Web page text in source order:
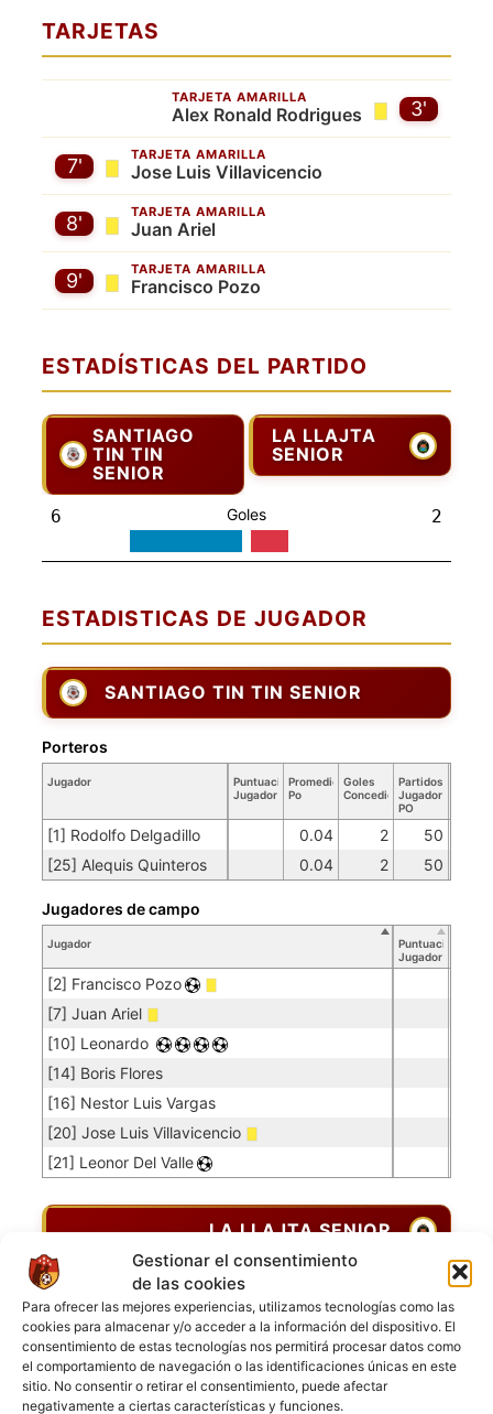
Gestionar el consentimiento
de las cookies
Para ofrecer las mejores experiencias, utilizamos tecnologías como las
cookies para almacenar y/o acceder a la información del dispositivo. El
consentimiento de estas tecnologías nos permitirá procesar datos como
el comportamiento de navegación o las identificaciones únicas en este
sitio. No consentir o retirar el consentimiento, puede afectar
negativamente a ciertas características y funciones.
TARJETAS
3'
TARJETA AMARILLA
Alex Ronald Rodrigues
TARJETA AMARILLA
Jose Luis Villavicencio
7'
TARJETA AMARILLA
Juan Ariel
8'
TARJETA AMARILLA
Francisco Pozo
9'
ESTADÍSTICAS DEL PARTIDO
SANTIAGO
TIN TIN
SENIOR
LA LLAJTA
SENIOR
6 Goles 2
ESTADISTICAS DE JUGADOR
SANTIAGO TIN TIN SENIOR
Jugador
Puntuación
Jugador
Promedio
Po
Goles
Concedidos
Partidos
Jugador
PO
[1] Rodolfo Delgadillo 0.04 2
50
[25] Alequis Quinteros
0.04 2 50
Porteros
Jugador
Puntuación
Jugador
[2] Francisco Pozo
[7] Juan Ariel
[10] Leonardo
[14] Boris Flores
[16] Nestor Luis Vargas
[20] Jose Luis Villavicencio
[21] Leonor Del Valle
Jugadores de campo
LA LLAJTA SENIOR
Jugador
Puntuación
Jugador
[3] Alex Ronald Rodrigues
[4] Juan Carlos Olguin
Jugadores de campo